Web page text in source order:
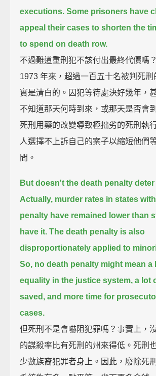
executions. Some prisoners have
appeal their cases to shorten the
to spend on death row.
不過難道重刑犯不該付出最終代價嗎
1973 年來，超過一百五十名被判死
實是清白的。囚犯等待處決好幾年，
不知道那天何時到來，或那天是否會
死刑用藥的改變導致極拙劣的死刑執
人選擇不上訴自己的案子以縮短他們
間。
But doesn't the death penalty
Actually, murder rates in states
penalty have remained lower than
have it. The death penalty is also
disproportionately applied to
So, no death penalty might mean a
equality in the justice system, a lot
saved, and more time for
cases.
但死刑不是會嚇阻犯罪嗎？事實上，
的謀殺率比有死刑的州來得低。死刑
少數族裔犯罪者身上。因此，廢除死